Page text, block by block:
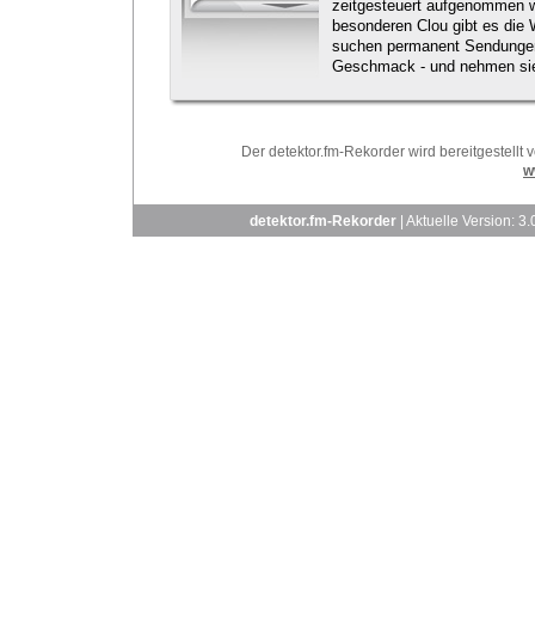
zeitgesteuert aufgenommen
besonderen Clou gibt es die
suchen permanent
Geschmack - und nehmen
Der detektor.fm-Rekorder wird
detektor.fm-Rekorder| Aktuelle Version: